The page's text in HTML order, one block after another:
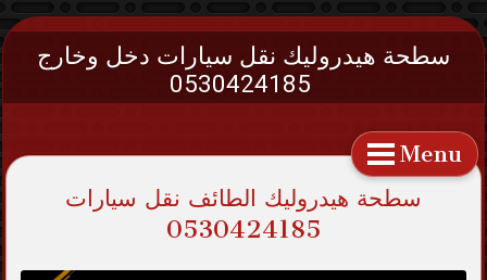
سطحة هيدروليك نقل سيارات دخل وخارج
Menu
سطحة هيدروليك الطائف نقل سيارات
0530424185